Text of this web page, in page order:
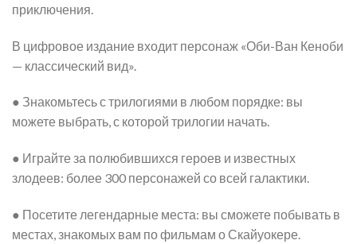
приключения.
В цифровое издание входит персонаж «Оби-Ван Кеноби
— классический вид».
● Знакомьтесь с трилогиями в любом порядке: вы
можете выбрать, с которой трилогии начать.
● Играйте за полюбившихся героев и известных
злодеев: более 300 персонажей со всей галактики.
● Посетите легендарные места: вы сможете побывать в
местах, знакомых вам по фильмам о Скайуокере.